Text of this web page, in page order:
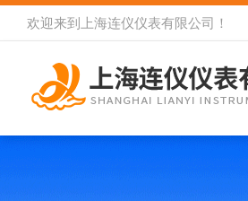
欢迎来到 上海连仪仪表有限公司 ！